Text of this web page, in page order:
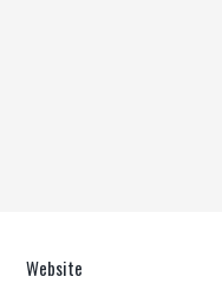
Website